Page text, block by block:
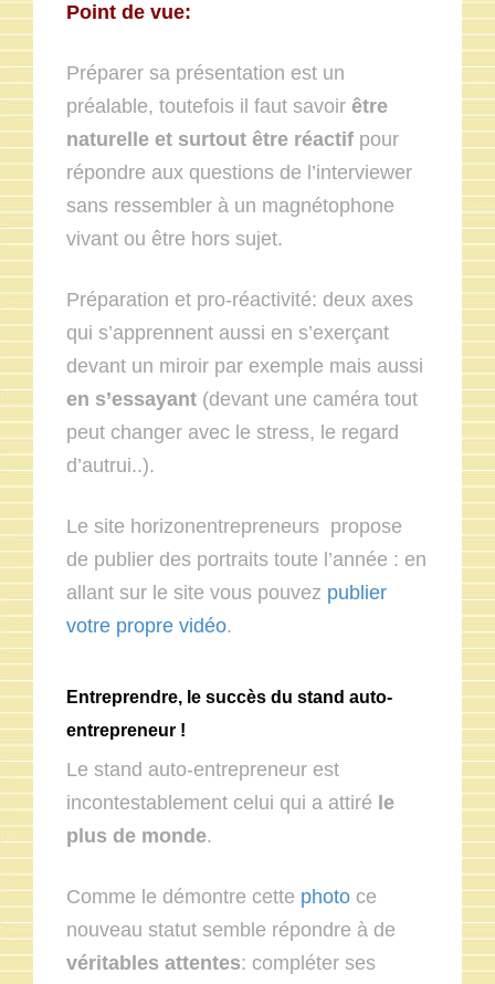
Point de vue:
Préparer sa présentation est un
préalable, toutefois il faut savoir être
naturelle et surtout être réactif pour
répondre aux questions de l’interviewer
sans ressembler à un magnétophone
vivant ou être hors sujet.
Préparation et pro-réactivité: deux axes
qui s’apprennent aussi en s’exerçant
devant un miroir par exemple mais aussi
en s’essayant (devant une caméra tout
peut changer avec le stress, le regard
d’autrui..).
Le site horizonentrepreneurs propose
de publier des portraits toute l’année : en
allant sur le site vous pouvez publier
votre propre vidéo.
Entreprendre, le succès du stand auto-
entrepreneur !
Le stand auto-entrepreneur est
incontestablement celui qui a attiré le
plus de monde.
Comme le démontre cette photo ce
nouveau statut semble répondre à de
véritables attentes: compléter ses